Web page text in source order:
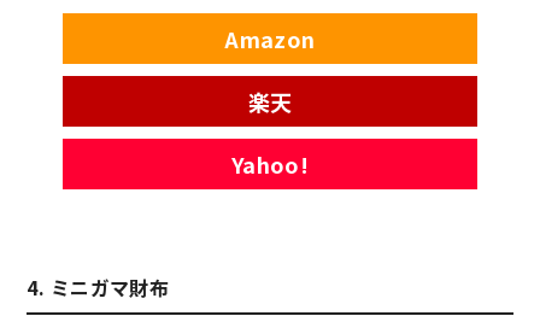
Amazon
楽天
Yahoo!
4. ミニガマ財布